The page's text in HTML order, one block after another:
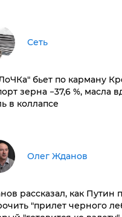
Сеть
бьет по карману
зерна −37,6 %, масла
в коллапсе
Олег Жданов
рассказал, как Путин
"прилет черного